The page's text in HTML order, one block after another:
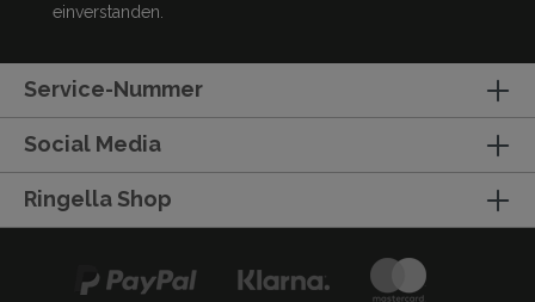
einverstanden.
Service-Nummer
Social Media
Ringella Shop